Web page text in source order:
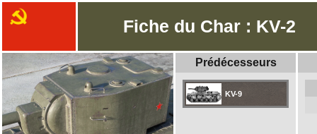
Fiche du Char : KV-2
Prédécesseurs
KV-9